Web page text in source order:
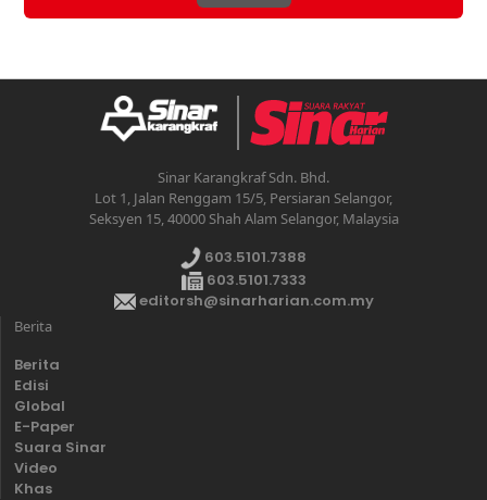
Sinar Karangkraf Sdn. Bhd.
Lot 1, Jalan Renggam 15/5, Persiaran Selangor,
Seksyen 15, 40000 Shah Alam Selangor, Malaysia
603.5101.7388
603.5101.7333
editorsh@sinarharian.com.my
Berita
Berita
Edisi
Global
E-Paper
Suara Sinar
Video
Khas